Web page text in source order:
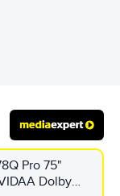
Pro 75"
Dolby